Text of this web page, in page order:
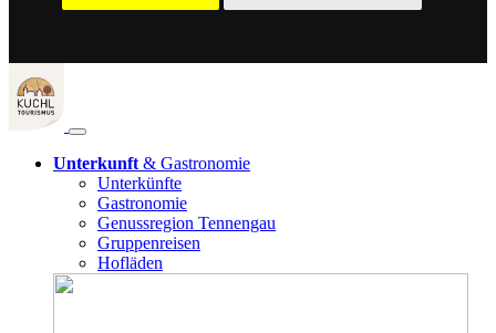
Unterkunft& Gastronomie
Unterkünfte
Gastronomie
Genussregion Tennengau
Gruppenreisen
Hofläden